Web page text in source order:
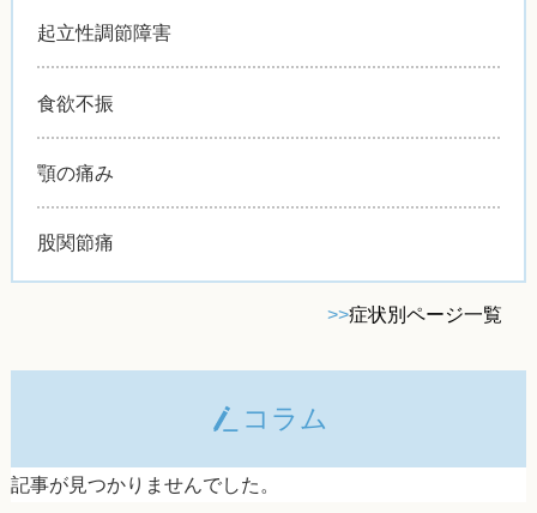
起立性調節障害
食欲不振
顎の痛み
股関節痛
>>症状別ページ一覧
コラム
記事が見つかりませんでした。